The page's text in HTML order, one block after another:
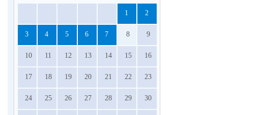
1 2
3 4 5 6 7 8 9
10 11 12 13 14 15 16
17 18 19 20 21 22 23
24 25 26 27 28 29 30